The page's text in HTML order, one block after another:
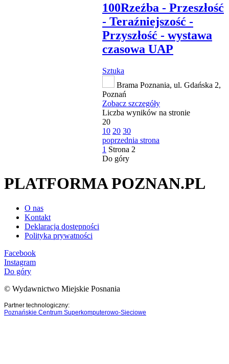
100Rzeźba - Przeszłość
- Teraźniejszość -
Przyszłość - wystawa
czasowa UAP
Sztuka
Brama Poznania, ul. Gdańska 2,
Poznań
Zobacz szczegóły
Liczba wyników na stronie
20
10 20 30
poprzednia strona
1 Strona 2
Do góry
PLATFORMA POZNAN.PL
O nas
Kontakt
Deklaracja dostępności
Polityka prywatności
Facebook
Instagram
Do góry
© Wydawnictwo Miejskie Posnania
Partner technologiczny:
Poznańskie Centrum Superkomputerowo-Sieciowe